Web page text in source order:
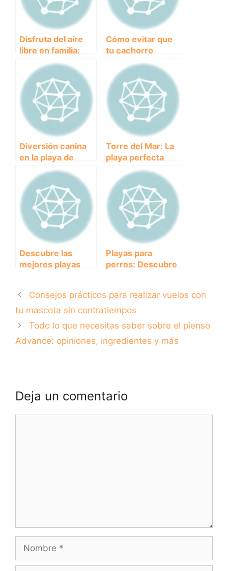
Disfruta del aire
libre en familia:
campings en
Alicante que
admiten perros
Cómo evitar que
tu cachorro
muerda: consejos
efectivos
Diversión canina
en la playa de
Agua Amarga:
consejos para
disfrutar con tu
perro.
Torre del Mar: La
playa perfecta
para disfrutar con
tus perros.
Descubre las
mejores playas
Playas para
perros: Descubre
llevar a tu mejor
amigo peludo
Consejos prácticos para realizar vuelos con
tu mascota sin contratiempos
Todo lo que necesitas saber sobre el pienso
Advance: opiniones, ingredientes y más
Deja un comentario